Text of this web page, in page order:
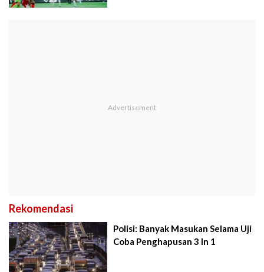
Rekomendasi
Polisi: Banyak Masukan Selama Uji
Coba Penghapusan 3 In 1